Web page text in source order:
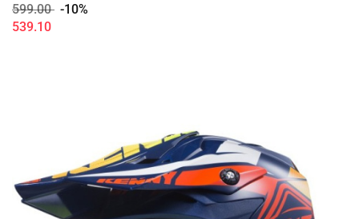
599.00 -10%
539.10